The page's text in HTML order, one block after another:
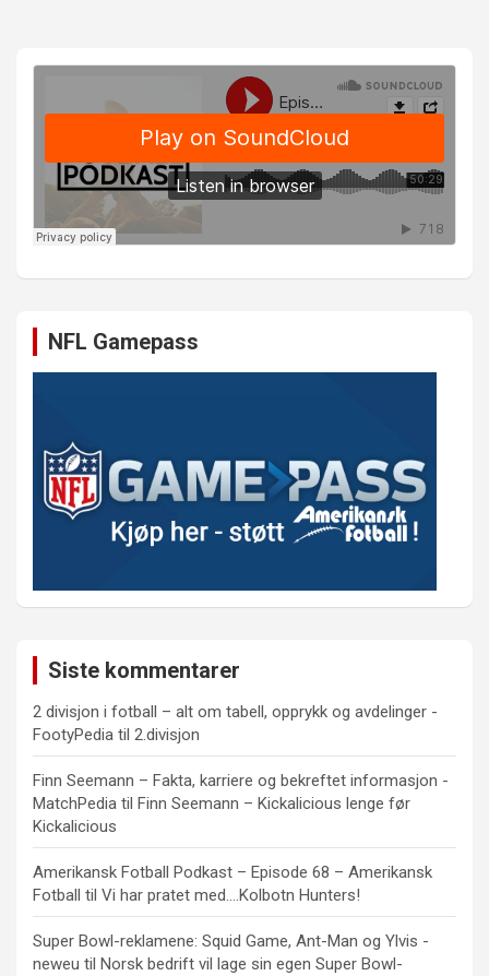
NFL Gamepass
Siste kommentarer
2 divisjon i fotball – alt om tabell, opprykk og avdelinger -
FootyPedia til 2.divisjon
Finn Seemann – Fakta, karriere og bekreftet informasjon -
MatchPedia til Finn Seemann – Kickalicious lenge før
Kickalicious
Amerikansk Fotball Podkast – Episode 68 – Amerikansk
Fotball til Vi har pratet med….Kolbotn Hunters!
Super Bowl-reklamene: Squid Game, Ant-Man og Ylvis -
neweu til Norsk bedrift vil lage sin egen Super Bowl-